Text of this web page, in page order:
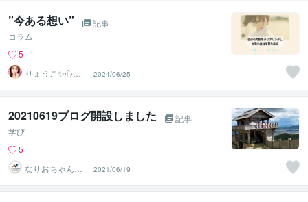
”今ある想い”
記事
コラム
5
りょうこ✨心を
癒し現実を動か
すセラピスト
2024/06/25
20210619ブログ開設しました
記事
学び
5
なりおちゃんね
る
2021/06/19